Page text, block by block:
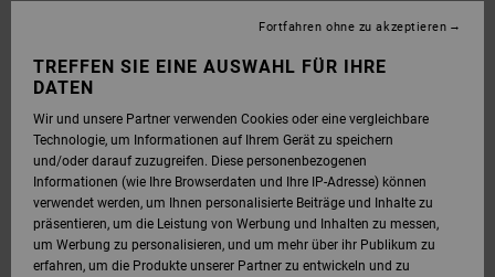
TREFFEN SIE EINE AUSWAHL FÜR IHRE
DATEN
Wir und unsere Partner verwenden Cookies oder eine vergleichbare
Technologie, um Informationen auf Ihrem Gerät zu speichern
und/oder darauf zuzugreifen. Diese personenbezogenen
Informationen (wie Ihre Browserdaten und Ihre IP-Adresse) können
verwendet werden, um Ihnen personalisierte Beiträge und Inhalte zu
präsentieren, um die Leistung von Werbung und Inhalten zu messen,
um Werbung zu personalisieren, und um mehr über ihr Publikum zu
erfahren, um die Produkte unserer Partner zu entwickeln und zu
Fortfahren ohne zu akzeptieren